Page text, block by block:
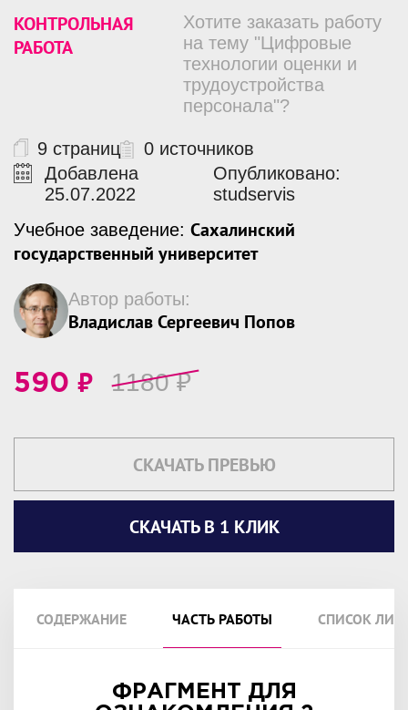
КОНТРОЛЬНАЯ
РАБОТА
Хотите заказать работу
на тему "Цифровые
технологии оценки и
трудоустройства
персонала"?
9 страниц
0 источников
Добавлена
25.07.2022
Опубликовано:
studservis
Учебное заведение: Сахалинский
государственный университет
Автор работы:
Владислав Сергеевич Попов
590 ₽ 1180₽
СКАЧАТЬ ПРЕВЬЮ
СКАЧАТЬ В 1 КЛИК
СОДЕРЖАНИЕ ЧАСТЬ РАБОТЫ СПИСОК
ФРАГМЕНТ ДЛЯ